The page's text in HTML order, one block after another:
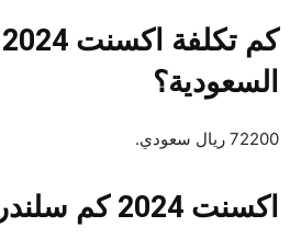
السعودية؟
72200 ريال سعودي.
اكسنت 2024 كم سلندر؟